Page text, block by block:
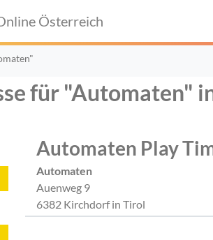
Österreich
für "Automaten"
Automaten Play
Automaten
Auenweg 9
6382 Kirchdorf in Tirol